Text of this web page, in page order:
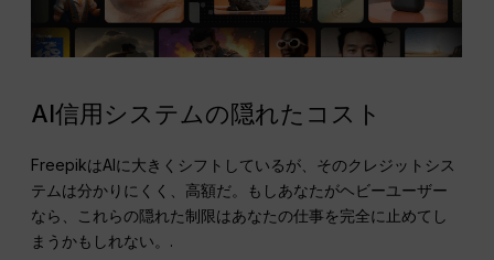
AI信用システムの隠れたコスト
FreepikはAIに大きくシフトしているが、そのクレジットシス
テムは分かりにくく、高額だ。もしあなたがヘビーユーザー
なら、これらの隠れた制限はあなたの仕事を完全に止めてし
まうかもしれない。.